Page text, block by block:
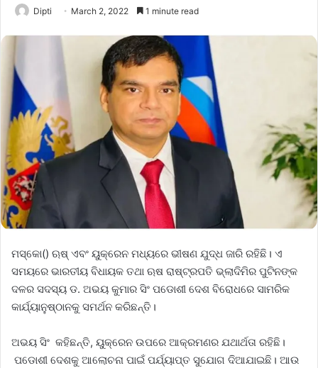
Dipti March 2, 2022 1 minute read
ମସ୍କୋ() ଋଷ୍ ଏବଂ ୟୁକ୍ରେନ ମଧ୍ୟରେ ଭୀଷଣ ଯୁଦ୍ଧ ଜାରି ରହିଛି। ଏ
ସମୟରେ ଭାରତୀୟ ବିଧାୟକ ତଥା ଋଷ ରାଷ୍ଟ୍ରପତି ଭ୍ଲାଦିମିର ପୁଟିନଙ୍କ
ଦଳର ସଦସ୍ୟ ଡ. ଅଭୟ କୁମାର ସିଂ ପଡୋଶୀ ଦେଶ ବିରୋଧରେ ସାମରିକ
କାର୍ଯ୍ୟାନୁଷ୍ଠାନକୁ ସମର୍ଥନ କରିଛନ୍ତି।
ଅଭୟ ସିଂ କହିଛନ୍ତି, ୟୁକ୍ରେନ ଉପରେ ଆକ୍ରମଣର ଯଥାର୍ଥତା ରହିଛି।
ପଡୋଶୀ ଦେଶକୁ ଆଲୋଚନା ପାଇଁ ପର୍ଯ୍ୟାପ୍ତ ସୁଯୋଗ ଦିଆଯାଇଛି। ଆଉ